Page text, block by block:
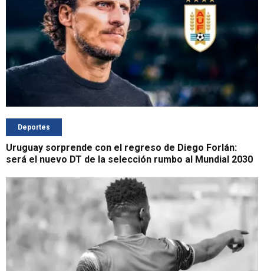
Deportes
Uruguay sorprende con el regreso de Diego Forlán:
será el nuevo DT de la selección rumbo al Mundial 2030